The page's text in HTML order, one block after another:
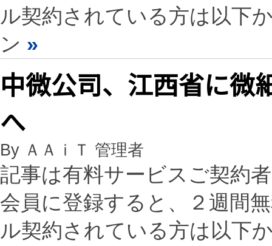
ル契約されている方は以下
ン »
中微公司、江西省に微
へ
By ＡＡｉＴ 管理者
記事は有料サービスご契約
会員に登録すると、２週間
ル契約されている方は以下